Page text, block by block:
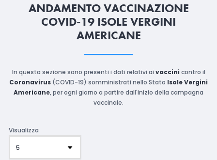
ANDAMENTO VACCINAZIONE
COVID-19 ISOLE VERGINI
AMERICANE
In questa sezione sono presenti i dati relativi ai vaccini contro il
Coronavirus (COVID-19) somministrati nello Stato Isole Vergini
Americane, per ogni giorno a partire dall'inizio della campagna
vaccinale.
Visualizza